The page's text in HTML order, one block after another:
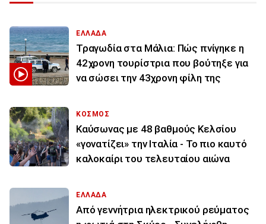
ΕΛΛΑΔΑ
Τραγωδία στα Μάλια: Πώς πνίγηκε η
42χρονη τουρίστρια που βούτηξε για
να σώσει την 43χρονη φίλη της
ΚΟΣΜΟΣ
Καύσωνας με 48 βαθμούς Κελσίου
«γονατίζει» την Ιταλία - Το πιο καυτό
καλοκαίρι του τελευταίου αιώνα
ΕΛΛΑΔΑ
Από γεννήτρια ηλεκτρικού ρεύματος